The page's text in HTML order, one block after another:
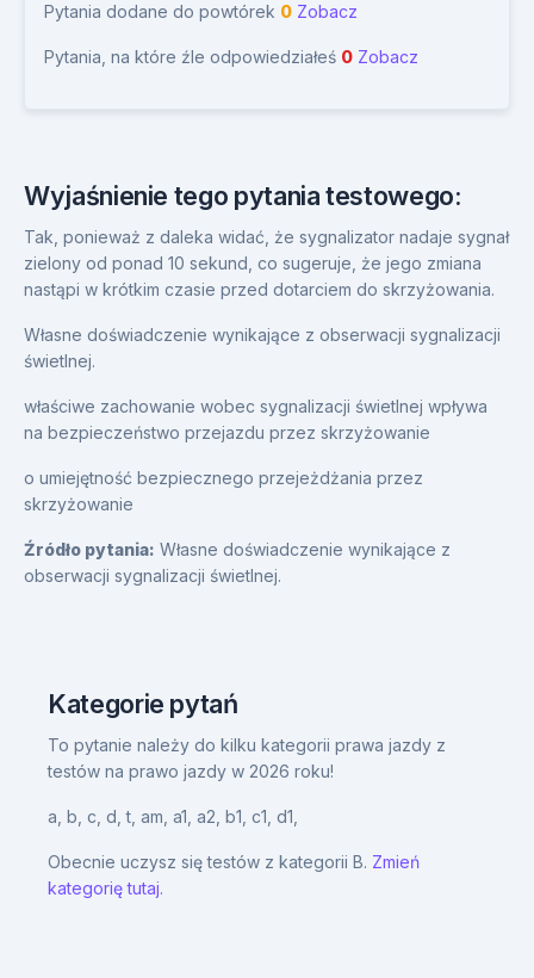
Pytania dodane do powtórek 0 Zobacz
Pytania, na które źle odpowiedziałeś 0 Zobacz
Wyjaśnienie tego pytania testowego:
Tak, ponieważ z daleka widać, że sygnalizator nadaje sygnał
zielony od ponad 10 sekund, co sugeruje, że jego zmiana
nastąpi w krótkim czasie przed dotarciem do skrzyżowania.
Własne doświadczenie wynikające z obserwacji sygnalizacji
świetlnej.
właściwe zachowanie wobec sygnalizacji świetlnej wpływa
na bezpieczeństwo przejazdu przez skrzyżowanie
o umiejętność bezpiecznego przejeżdżania przez
skrzyżowanie
Źródło pytania: Własne doświadczenie wynikające z
obserwacji sygnalizacji świetlnej.
Kategorie pytań
To pytanie należy do kilku kategorii prawa jazdy z
testów na prawo jazdy w 2026 roku!
a, b, c, d,t, am, a1, a2, b1, c1, d1,
Obecnie uczysz się testów z kategorii B. Zmień
kategorię tutaj.